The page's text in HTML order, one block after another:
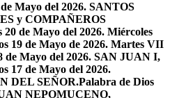
Mayo del 2026. SANTOS
y COMPAÑEROS
20 de Mayo del 2026. Miércoles
19 de Mayo de 2026. Martes VII
de Mayo del 2026. SAN JUAN I,
17 de Mayo del 2026.
DEL SEÑOR.Palabra de Dios
NEPOMUCENO,